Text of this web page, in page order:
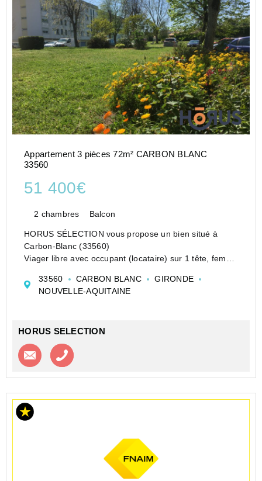
Appartement 3 pièces 72m² CARBON BLANC
33560
51 400€
2 chambres Balcon
HORUS SÉLECTION vous propose un bien situé à
Carbon-Blanc (33560)
Viager libre avec occupant (locataire) sur 1 tête, femme
Idéalement située en périphérie de Bordeaux,
appartement à usage d'habitation comprenant : entrée,
33560 CARBON BLANC
GIRONDE
NOUVELLE-AQUITAINE
HORUS SELECTION
Contacter l'agence